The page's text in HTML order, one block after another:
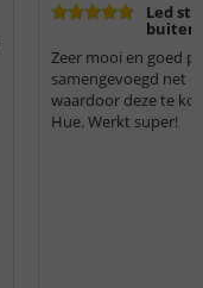
Led
buiten
Zeer mooi en goed
samengevoegd net
waardoor deze te
Hue. Werkt super!